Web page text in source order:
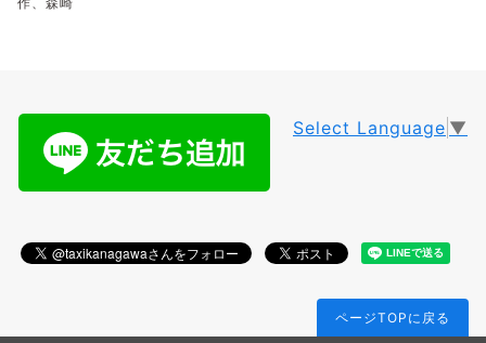
Select Language ▼
ページTOPに戻る